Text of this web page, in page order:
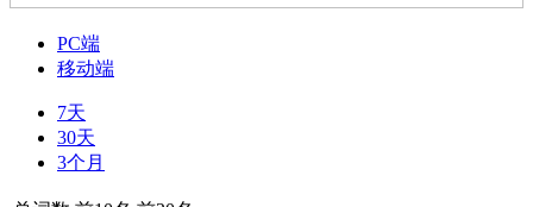
PC端
移动端
7天
30天
3个月